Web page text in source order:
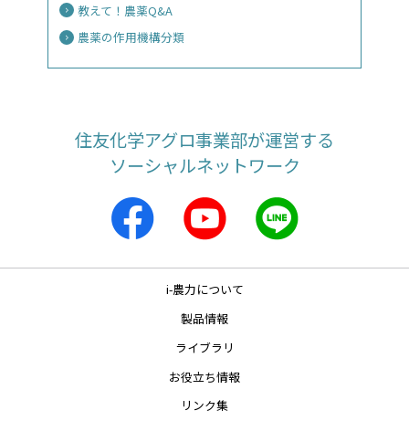
教えて！農薬Q&A
農薬の作用機構分類
住友化学アグロ事業部が運営する
ソーシャルネットワーク
i-農力について
製品情報
ライブラリ
お役立ち情報
リンク集